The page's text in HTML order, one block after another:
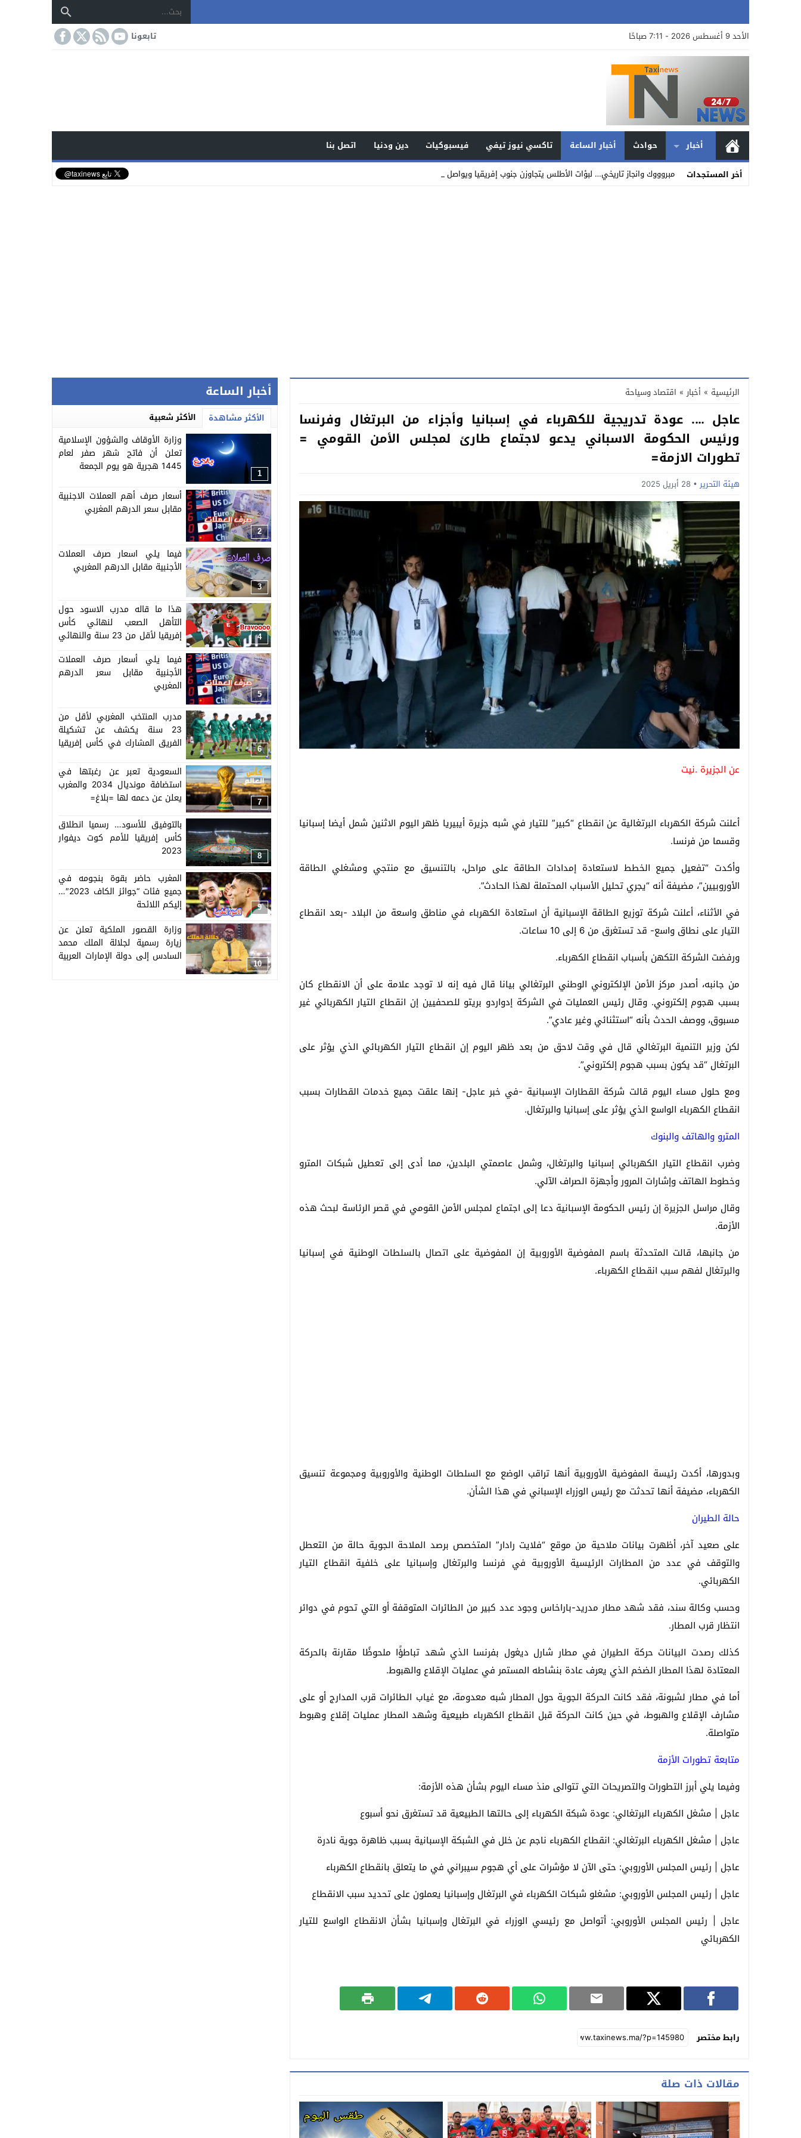
الأحد 9 أغسطس 2026 - 7:11 صباحًا تابعونا
أخبار حوادث أخبار الساعة تاكسي نيوز تيفي فيسبوكيات دين ودنيا
اتصل بنا
أخر المستجدات
مبروووك وانجاز تاريخي… لبؤات الأطلس يتجاوزن جنوب إفريقيا ويواصلن كتابة التاري _
الرئيسية » أخبار » اقتصاد وسياحة
عاجل …. عودة تدريجية للكهرباء في إسبانيا وأجزاء من البرتغال وفرنسا
ورئيس الحكومة الاسباني يدعو لاجتماع طارئ لمجلس الأمن القومي =
تطورات الازمة=
هيئة التحرير 28 أبريل 2025
عن الجزيرة .نيت
أعلنت شركة الكهرباء البرتغالية عن انقطاع “كبير” للتيار في شبه جزيرة أيبيريا ظهر اليوم الاثنين شمل أيضا إسبانيا
وقسما من فرنسا.
وأكدت “تفعيل جميع الخطط لاستعادة إمدادات الطاقة على مراحل، بالتنسيق مع منتجي ومشغلي الطاقة
الأوروبيين”، مضيفة أنه “يجري تحليل الأسباب المحتملة لهذا الحادث”.
في الأثناء، أعلنت شركة توزيع الطاقة الإسبانية أن استعادة الكهرباء في مناطق واسعة من البلاد -بعد انقطاع
التيار على نطاق واسع- قد تستغرق من 6 إلى 10 ساعات.
ورفضت الشركة التكهن بأسباب انقطاع الكهرباء.
من جانبه، أصدر مركز الأمن الإلكتروني الوطني البرتغالي بيانا قال فيه إنه لا توجد علامة على أن الانقطاع كان
بسبب هجوم إلكتروني. وقال رئيس العمليات في الشركة إدواردو بريتو للصحفيين إن انقطاع التيار الكهربائي غير
مسبوق، ووصف الحدث بأنه “استثنائي وغير عادي”.
لكن وزير التنمية البرتغالي قال في وقت لاحق من بعد ظهر اليوم إن انقطاع التيار الكهربائي الذي يؤثر على
البرتغال “قد يكون بسبب هجوم إلكتروني”.
ومع حلول مساء اليوم قالت شركة القطارات الإسبانية -في خبر عاجل- إنها علقت جميع خدمات القطارات بسبب
انقطاع الكهرباء الواسع الذي يؤثر على إسبانيا والبرتغال.
المترو والهاتف والبنوك
وضرب انقطاع التيار الكهربائي إسبانيا والبرتغال، وشمل عاصمتي البلدين، مما أدى إلى تعطيل شبكات المترو
وخطوط الهاتف وإشارات المرور وأجهزة الصراف الآلي.
وقال مراسل الجزيرة إن رئيس الحكومة الإسبانية دعا إلى اجتماع لمجلس الأمن القومي في قصر الرئاسة لبحث هذه
الأزمة.
من جانبها، قالت المتحدثة باسم المفوضية الأوروبية إن المفوضية على اتصال بالسلطات الوطنية في إسبانيا
والبرتغال لفهم سبب انقطاع الكهرباء.
وبدورها، أكدت رئيسة المفوضية الأوروبية أنها تراقب الوضع مع السلطات الوطنية والأوروبية ومجموعة تنسيق
الكهرباء، مضيفة أنها تحدثت مع رئيس الوزراء الإسباني في هذا الشأن.
حالة الطيران
على صعيد آخر، أظهرت بيانات ملاحية من موقع “فلايت رادار” المتخصص برصد الملاحة الجوية حالة من التعطل
والتوقف في عدد من المطارات الرئيسية الأوروبية في فرنسا والبرتغال وإسبانيا على خلفية انقطاع التيار
الكهربائي.
وحسب وكالة سند، فقد شهد مطار مدريد-باراخاس وجود عدد كبير من الطائرات المتوقفة أو التي تحوم في دوائر
انتظار قرب المطار.
كذلك رصدت البيانات حركة الطيران في مطار شارل ديغول بفرنسا الذي شهد تباطؤًا ملحوظًا مقارنة بالحركة
المعتادة لهذا المطار الضخم الذي يعرف عادة بنشاطه المستمر في عمليات الإقلاع والهبوط.
أما في مطار لشبونة، فقد كانت الحركة الجوية حول المطار شبه معدومة، مع غياب الطائرات قرب المدارج أو على
مشارف الإقلاع والهبوط، في حين كانت الحركة قبل انقطاع الكهرباء طبيعية وشهد المطار عمليات إقلاع وهبوط
متواصلة.
متابعة تطورات الأزمة
وفيما يلي أبرز التطورات والتصريحات التي تتوالى منذ مساء اليوم بشأن هذه الأزمة:
عاجل | مشغل الكهرباء البرتغالي: عودة شبكة الكهرباء إلى حالتها الطبيعية قد تستغرق نحو أسبوع
عاجل | مشغل الكهرباء البرتغالي: انقطاع الكهرباء ناجم عن خلل في الشبكة الإسبانية بسبب ظاهرة جوية نادرة
عاجل | رئيس المجلس الأوروبي: حتى الآن لا مؤشرات على أي هجوم سيبراني في ما يتعلق بانقطاع الكهرباء
عاجل | رئيس المجلس الأوروبي: مشغلو شبكات الكهرباء في البرتغال وإسبانيا يعملون على تحديد سبب الانقطاع
عاجل | رئيس المجلس الأوروبي: أتواصل مع رئيسي الوزراء في البرتغال وإسبانيا بشأن الانقطاع الواسع للتيار
الكهربائي
رابط مختصر
مقالات ذات صلة
أخبار الساعة
الأكثر مشاهدة الأكثر شعبية
1
وزارة الأوقاف والشؤون الإسلامية
تعلن أن فاتح شهر صفر لعام
1445 هجرية هو يوم الجمعة
2
أسعار صرف أهم العملات الاجنبية
مقابل سعر الدرهم المغربي
3
فيما يلي اسعار صرف العملات
الأجنبية مقابل الدرهم المغربي
4
هذا ما قاله مدرب الاسود حول
التأهل الصعب لنهائي كأس
إفريقيا لأقل من 23 سنة والنهائي
5
فيما يلي أسعار صرف العملات
الأجنبية مقابل سعر الدرهم
المغربي
6
مدرب المنتخب المغربي لأقل من
23 سنة يكشف عن تشكيلة
الفريق المشارك في كأس إفريقيا
7
السعودية تعبر عن رغبتها في
استضافة مونديال 2034 والمغرب
يعلن عن دعمه لها =بلاغ=
8
بالتوفيق للأسود… رسميا انطلاق
كأس إفريقيا للأمم كوت ديفوار
2023
9
المغرب حاضر بقوة بنجومه في
جميع فئات “جوائز الكاف 2023″…
إليكم اللائحة
10
وزارة القصور الملكية تعلن عن
زيارة رسمية لجلالة الملك محمد
السادس إلى دولة الإمارات العربية